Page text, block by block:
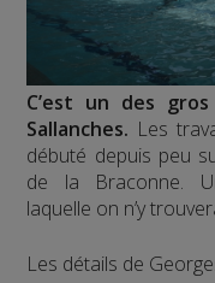
C’est un des
Sallanches. Les
débuté depuis peu
de la Braconne.
laquelle on n’y
Les détails de